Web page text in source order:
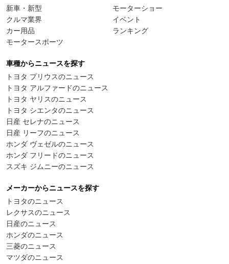
新車・新型
クルマ業界
カー用品
モータースポーツ
モーターショー
イベント
ランキング
車種からニュースを探す
トヨタ プリウスのニュース
トヨタ アルファードのニュース
トヨタ ヤリスのニュース
トヨタ シエンタのニュース
日産 セレナのニュース
日産 リーフのニュース
ホンダ ヴェゼルのニュース
ホンダ フリードのニュース
スズキ ジムニーのニュース
メーカーからニュースを探す
トヨタのニュース
レクサスのニュース
日産のニュース
ホンダのニュース
三菱のニュース
マツダのニュース